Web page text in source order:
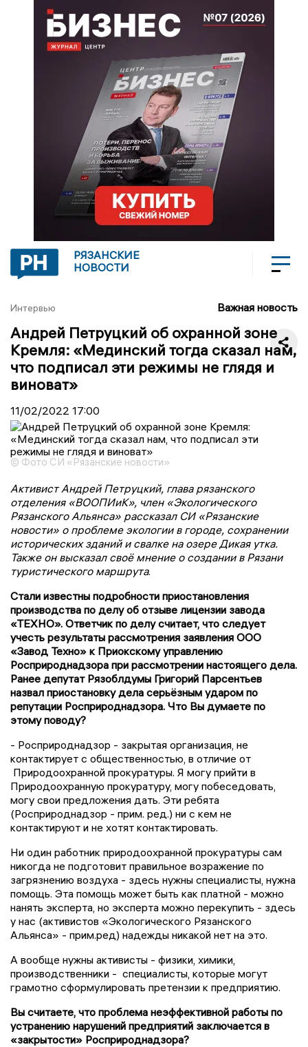
РЯЗАНСКИЕ
НОВОСТИ
Интервью Важная новость
Андрей Петруцкий об охранной зоне
Кремля: «Мединский тогда сказал нам,
что подписал эти режимы не глядя и
виноват»
11/02/2022 17:00
© Фото СИ «Рязанские новости»
Активист Андрей Петруцкий, глава рязанского
отделения «ВООПИиК», член «Экологического
Рязанского Альянса» рассказал СИ «Рязанские
новости» о проблеме экологии в городе, сохранении
исторических зданий и свалке на озере Дикая утка.
Также он высказал своё мнение о создании в Рязани
туристического маршрута.
Стали известны подробности приостановления
производства по делу об отзыве лицензии завода
«ТЕХНО». Ответчик по делу считает, что следует
учесть результаты рассмотрения заявления ООО
«Завод Техно» к Приокскому управлению
Росприроднадзора при рассмотрении настоящего дела.
Ранее депутат Рязоблдумы Григорий Парсентьев
назвал приостановку дела серьёзным ударом по
репутации Росприроднадзора. Что Вы думаете по
этому поводу?
- Росприроднадзор - закрытая организация, не
контактирует с общественностью, в отличие от
Природоохранной прокуратуры. Я могу прийти в
Природоохранную прокуратуру, могу побеседовать,
могу свои предложения дать. Эти ребята
(Росприроднадзор - прим. ред.) ни с кем не
контактируют и не хотят контактировать.
Ни один работник природоохранной прокуратуры сам
никогда не подготовит правильное возражение по
загрязнению воздуха - здесь нужны специалисты, нужна
помощь. Эта помощь может быть как платной - можно
нанять эксперта, но эксперта можно перекупить - здесь
у нас (активистов «Экологического Рязанского
Альянса» - прим.ред) надежды никакой нет на это.
А вообще нужны активисты - физики, химики,
производственники - специалисты, которые могут
грамотно сформулировать претензии к предприятию.
Вы считаете, что проблема неэффективной работы по
устранению нарушений предприятий заключается в
«закрытости» Росприроднадзора?